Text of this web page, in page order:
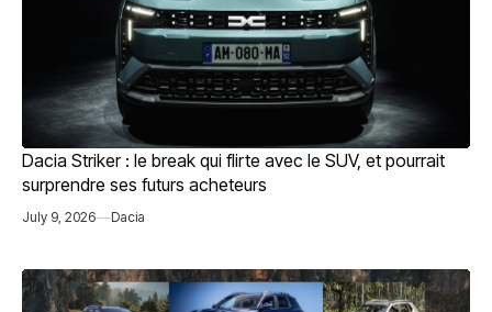
Dacia Striker : le break qui flirte avec le SUV, et pourrait
surprendre ses futurs acheteurs
July 9, 2026 Dacia